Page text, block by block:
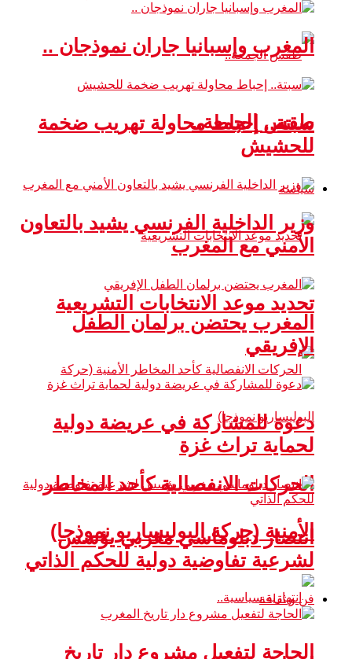
طقس الجمعة..
سياسة
تحديد موعد الانتخابات التشريعية
الحركات الانفصالية كأحد المخاطر
الأمنية (حركة البوليساريو نموذجا)
المغرب وإسبانيا جاران نموذجان ..
سبتة.. إحباط محاولة تهريب ضخمة
للحشيش
وزير الداخلية الفرنسي يشيد بالتعاون
الأمني مع المغرب
المغرب يحتضن برلمان الطفل
الإفريقي
دعوة للمشاركة في عريضة دولية
لحماية تراث غزة
انتصار دبلوماسي مغربي يؤسس
لشرعية تفاوضية دولية للحكم الذاتي
فن و ثقافة
الحاجة لتفعيل مشروع دار تاريخ